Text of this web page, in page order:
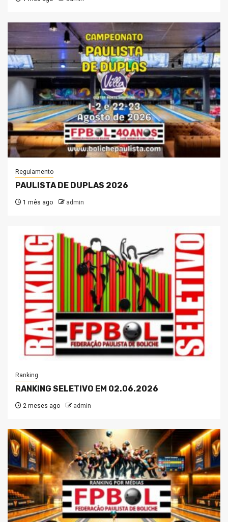
Regulamento
PAULISTA DE DUPLAS 2026
1 mês ago admin
Ranking
RANKING SELETIVO EM 02.06.2026
2 meses ago admin